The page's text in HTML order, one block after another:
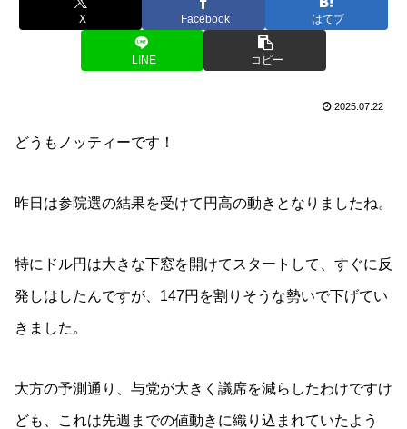
X Facebook はてブ
LINE コピー
2025.07.22
どうもノッティーです！
昨日は参院選の結果を受けて円高の動きとなりましたね。
特にドル円は大きな下窓を開けてスタートして、すぐに反
発しはしたんですが、147円を割りそうな勢いで下げてい
きました。
大方の予測通り、与党が大きく議席を減らしたわけですけ
ども、これは先週までの値動きに織り込まれていたよう